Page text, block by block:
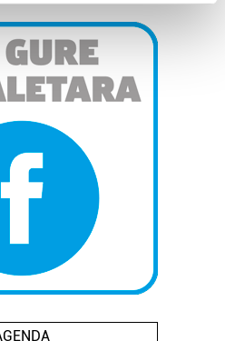
the
.
datu pertsonalak
zenbakia, besteak beste,
adibidez, iragarki eta eduki
iragarkiak eta edukia
informazioa biltzeko eta
datuak nork eta zertarako
baimenik eskatzen, eta beren
babesten dira. Ikusi gure
ustez zein helburutarako
horren aurka nola egin